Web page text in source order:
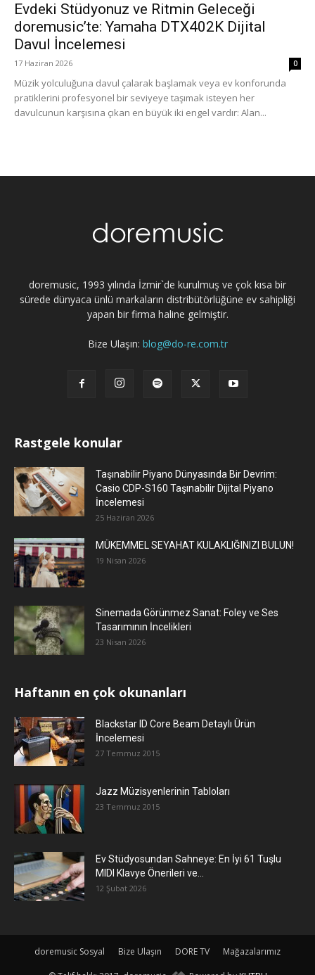
Evdeki Stüdyonuz ve Ritmin Geleceği
doremusic’te: Yamaha DTX402K Dijital
Davul İncelemesi
17 Haziran 2026 0
Müzik yolculuğuna davul çalarak başlamak veya ev konforunda
pratiklerini profesyonel bir seviyeye taşımak isteyen her
davulcunun karşısına çıkan en büyük iki engel vardır: Alan...
doremusic, 1993 yılında İzmir`de kurulmuş ve çok kısa bir
sürede dünyaca ünlü markaların distribütörlüğüne ev sahipliği
yapan bir firma haline gelmiştir.
Bize Ulaşın: blog@do-re.com.tr
Rastgele konular
Taşınabilir Piyano Dünyasında Bir Devrim:
Casio CDP-S160 Taşınabilir Dijital Piyano
İncelemesi
25 Haziran 2026
MÜKEMMEL SEYAHAT KULAKLIĞINIZI BULUN!
19 Nisan 2026
Sinemada Görünmez Sanat: Foley ve Ses
Tasarımının İncelikleri
23 Nisan 2026
Haftanın en çok okunanları
Blackstar ID Core Beam Detaylı Ürün
İncelemesi
27 Temmuz 2015
Jazz Müzisyenlerinin Tabloları
23 Temmuz 2015
Ev Stüdyosundan Sahneye: En İyi 61 Tuşlu
MIDI Klavye Önerileri ve...
12 Şubat 2026
doremusic Sosyal Bize Ulaşın DORE TV Mağazalarımız